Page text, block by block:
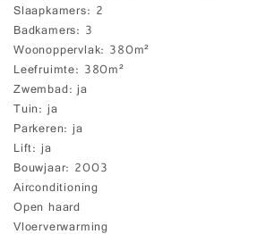
Slaapkamers 2
Badkamers 3
Woonoppervlak 380m²
Leefruimte 380m²
Zwembad ja
Tuin ja
Parkeren ja
Lift ja
Bouwjaar 2003
Airconditioning
Open haard
Vloerverwarming